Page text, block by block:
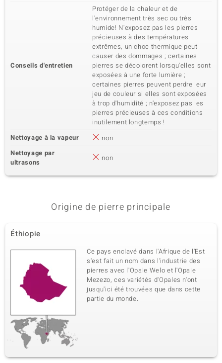
Conseils d'entretien
Protéger de la chaleur et de
l'environnement très sec ou très
humide! N'exposez pas les pierres
précieuses à des températures
extrêmes, un choc thermique peut
causer des dommages ; certaines
pierres se décolorent lorsqu'elles sont
exposées à une forte lumière ;
certaines pierres peuvent perdre leur
jeu de couleur si elles sont exposées
à trop d'humidité ; n'exposez pas les
pierres précieuses à ces conditions
inutilement longtemps !
Nettoyage à la vapeur
non
Nettoyage par
ultrasons
non
Origine de pierre principale
Éthiopie
Ce pays enclavé dans l'Afrique de l'Est
s'est fait un nom dans l'industrie des
pierres avec l'Opale Welo et l'Opale
Mezezo, ces variétés d'Opales n'ont
jusqu'ici été trouvées que dans cette
partie du monde.